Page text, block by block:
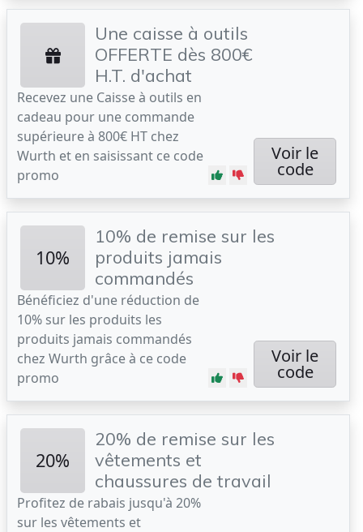
Une caisse à outils
OFFERTE dès 800€
H.T. d'achat
Recevez une Caisse à outils en
cadeau pour une commande
supérieure à 800€ HT chez
Wurth et en saisissant ce code
promo
Voir le
code
10%
10% de remise sur les
produits jamais
commandés
Bénéficiez d'une réduction de
10% sur les produits les
produits jamais commandés
chez Wurth grâce à ce code
promo
Voir le
code
20%
20% de remise sur les
vêtements et
chaussures de travail
Profitez de rabais jusqu'à 20%
sur les vêtements et